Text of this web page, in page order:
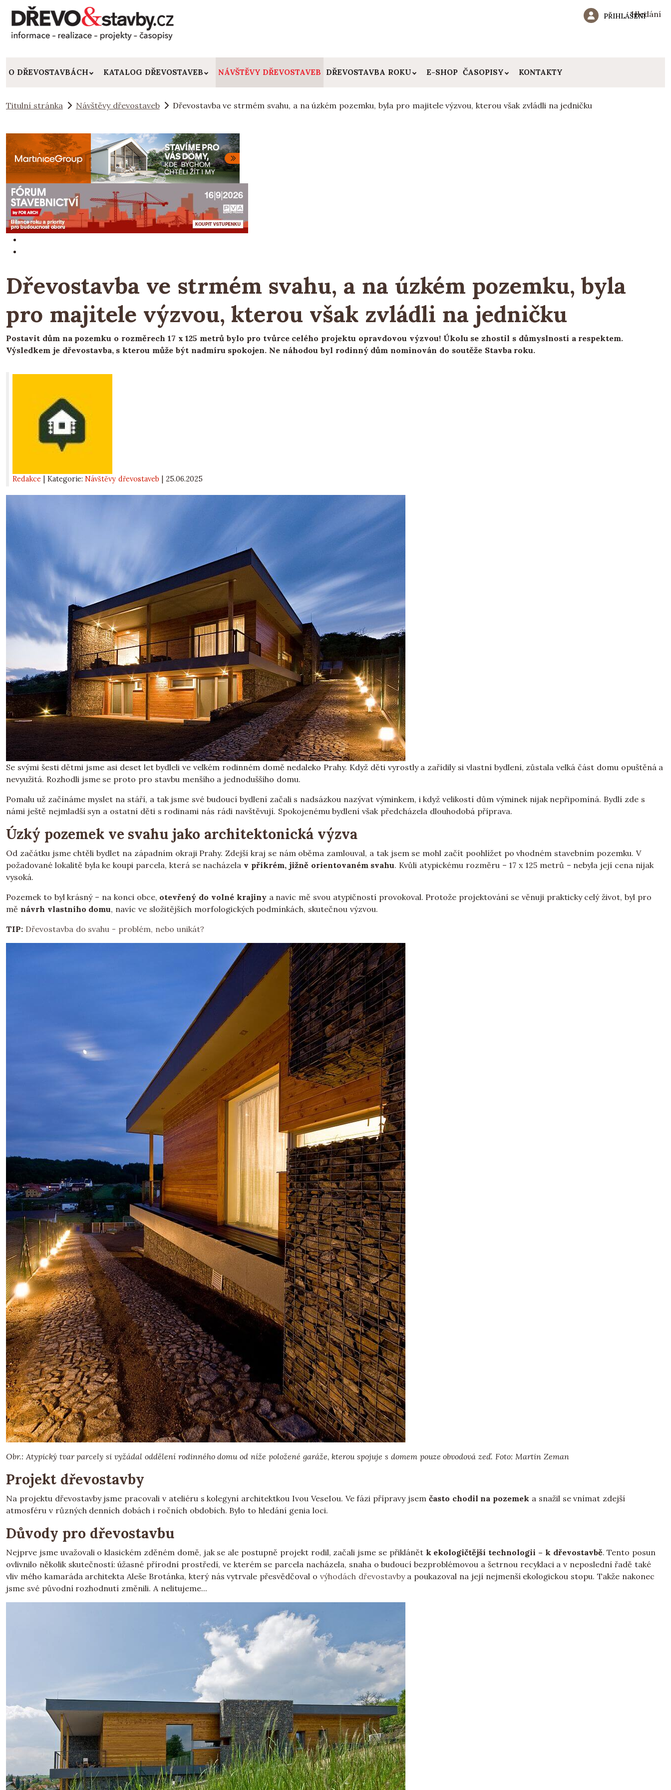
Hledání
PŘIHLÁŠENÍ
O DŘEVOSTAVBÁCH KATALOG DŘEVOSTAVEB NÁVŠTĚVY DŘEVOSTAVEB DŘEVOSTAVBA ROKU E-SHOP ČASOPISY KONTAKTY
Titulní stránka Návštěvy dřevostaveb Dřevostavba ve strmém svahu, a na úzkém pozemku, byla pro majitele výzvou, kterou však zvládli na jedničku
Dřevostavba ve strmém svahu, a na úzkém pozemku, byla
pro majitele výzvou, kterou však zvládli na jedničku
Postavit dům na pozemku o rozměrech 17 x 125 metrů bylo pro tvůrce celého projektu opravdovou výzvou! Úkolu se zhostil s důmyslností a respektem.
Výsledkem je dřevostavba, s kterou může být nadmíru spokojen. Ne náhodou byl rodinný dům nominován do soutěže Stavba roku.
Redakce | Kategorie:Návštěvy dřevostaveb 25.06.2025
Se svými šesti dětmi jsme asi deset let bydleli ve velkém rodinném domě nedaleko Prahy. Když děti vyrostly a zařídily si vlastní bydlení, zůstala velká část domu opuštěná a
nevyužitá. Rozhodli jsme se proto pro stavbu menšího a jednoduššího domu.
Pomalu už začínáme myslet na stáří, a tak jsme své budoucí bydlení začali s nadsázkou nazývat výminkem, i když velikostí dům výminek nijak nepřipomíná. Bydlí zde s
námi ještě nejmladší syn a ostatní děti s rodinami nás rádi navštěvují. Spokojenému bydlení však předcházela dlouhodobá příprava.
Úzký pozemek ve svahu jako architektonická výzva
Od začátku jsme chtěli bydlet na západním okraji Prahy. Zdejší kraj se nám oběma zamlouval, a tak jsem se mohl začít poohlížet po vhodném stavebním pozemku. V
požadované lokalitě byla ke koupi parcela, která se nacházela v příkrém, jižně orientovaném svahu. Kvůli atypickému rozměru – 17 x 125 metrů – nebyla její cena nijak
vysoká.
Pozemek to byl krásný – na konci obce, otevřený do volné krajinya navíc mě svou atypičností provokoval. Protože projektování se věnuji prakticky celý život, byl pro
mě návrh vlastního domu, navíc ve složitějších morfologických podmínkách, skutečnou výzvou.
TIP: Dřevostavba do svahu - problém, nebo unikát?
Obr.: Atypický tvar parcely si vyžádal oddělení rodinného domu od níže položené garáže, kterou spojuje s domem pouze obvodová zeď. Foto: Martin Zeman
Projekt dřevostavby
Na projektu dřevostavby jsme pracovali v ateliéru s kolegyní architektkou Ivou VeseIou. Ve fázi přípravy jsem často chodil na pozemek a snažil se vnímat zdejší
atmosféru v různých denních dobách i ročních obdobích. Bylo to hledání genia loci.
Důvody pro dřevostavbu
Nejprve jsme uvažovali o klasickém zděném domě, jak se ale postupně projekt rodil, začali jsme se přiklánět k ekologičtější technologii – k dřevostavbě. Tento posun
ovlivnilo několik skutečností: úžasné přírodní prostředí, ve kterém se parcela nacházela, snaha o budoucí bezproblémovou a šetrnou recyklaci a v neposlední řadě také
vliv mého kamaráda architekta Aleše Brotánka, který nás vytrvale přesvědčoval o výhodách dřevostavbya poukazoval na její nejmenší ekologickou stopu. Takže nakonec
jsme své původní rozhodnutí změnili. A nelitujeme...